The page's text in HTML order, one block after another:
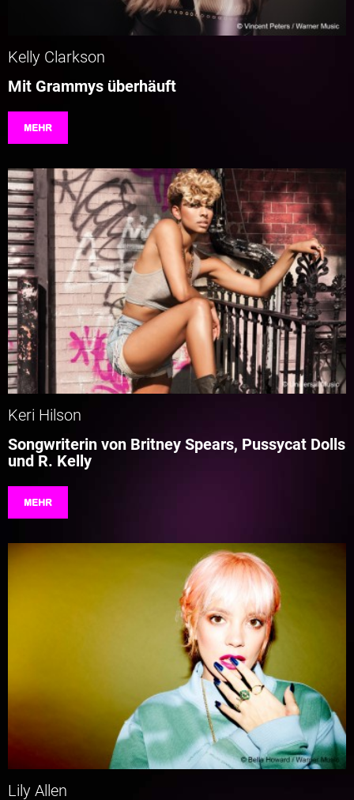
Kelly Clarkson
Mit Grammys überhäuft
MEHR
Keri Hilson
Songwriterin von Britney Spears, Pussycat Dolls
und R. Kelly
MEHR
Lily Allen